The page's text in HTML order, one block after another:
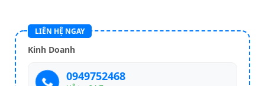
LIÊN HỆ NGAY
Kinh Doanh
0949752468